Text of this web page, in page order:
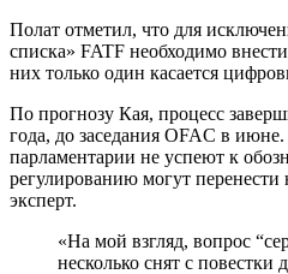
Полат отметил, что для
списка» FATF необходимо
них только один касается
По прогнозу Кая, процесс
года, до заседания OFAC в июне.
парламентарии не успеют к
регулированию могут перенести
эксперт.
«На мой взгляд, вопрос
несколько снят с